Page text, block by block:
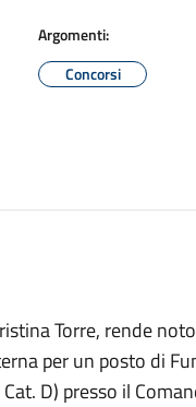
Argomenti:
Concorsi
Torre, rende
per un posto di
D) presso il